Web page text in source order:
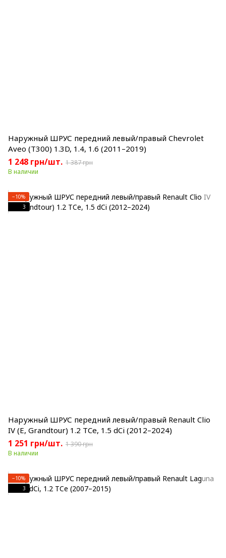
Наружный ШРУС передний левый/правый Chevrolet
Aveo (T300) 1.3D, 1.4, 1.6 (2011–2019)
1 248 грн/шт. 1 387 грн
В наличии
−10%
3
Наружный ШРУС передний левый/правый Renault Clio
IV (E, Grandtour) 1.2 TCe, 1.5 dCi (2012–2024)
1 251 грн/шт. 1 390 грн
В наличии
−10%
3